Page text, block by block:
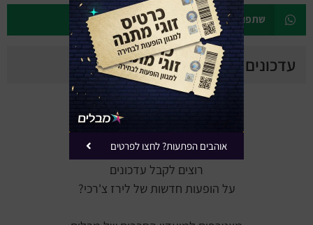
שתפו את הלוח הופעות בוואטסאפ
עדכונים בהתאמה אישית
רוצים לקבל עדכונים
על הופעות חדשות של לירז צ'רכי?
אוהבים הפתעות? לחצו לפרטים